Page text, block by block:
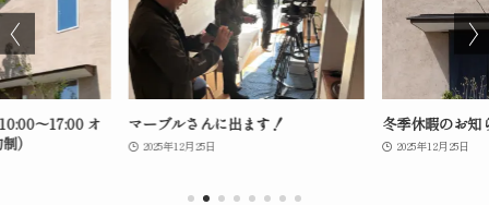
～17:00 オ
）
マーブルさんに出ます！
2025年12月25日
冬季休暇のお知
2025年12月25日